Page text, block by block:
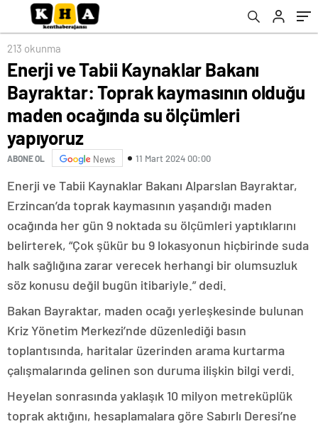
su ölçümleri yapıyoruz
213 okunma
Enerji ve Tabii Kaynaklar Bakanı
Bayraktar: Toprak kaymasının olduğu
maden ocağında su ölçümleri
yapıyoruz
ABONE OL News 11 Mart 2024 00:00
Enerji ve Tabii Kaynaklar Bakanı Alparslan Bayraktar,
Erzincan’da toprak kaymasının yaşandığı maden
ocağında her gün 9 noktada su ölçümleri yaptıklarını
belirterek, “Çok şükür bu 9 lokasyonun hiçbirinde suda
halk sağlığına zarar verecek herhangi bir olumsuzluk
söz konusu değil bugün itibariyle.” dedi.
Bakan Bayraktar, maden ocağı yerleşkesinde bulunan
Kriz Yönetim Merkezi’nde düzenlediği basın
toplantısında, haritalar üzerinden arama kurtarma
çalışmalarında gelinen son duruma ilişkin bilgi verdi.
Heyelan sonrasında yaklaşık 10 milyon metreküplük
toprak aktığını, hesaplamalara göre Sabırlı Deresi’ne